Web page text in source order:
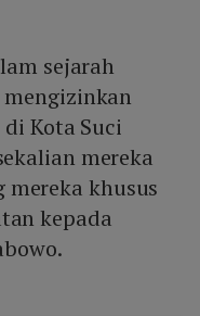
sejarah
Kota Suci
mereka
mereka khusus
kepada